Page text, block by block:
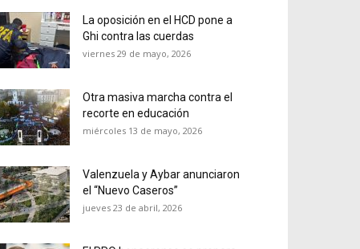
La oposición en el HCD pone a
Ghi contra las cuerdas
viernes 29 de mayo, 2026
Otra masiva marcha contra el
recorte en educación
miércoles 13 de mayo, 2026
Valenzuela y Aybar anunciaron
el “Nuevo Caseros”
jueves 23 de abril, 2026